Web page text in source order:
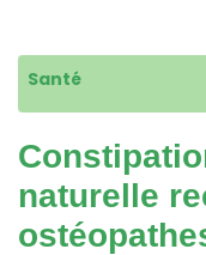
Santé
naturelle